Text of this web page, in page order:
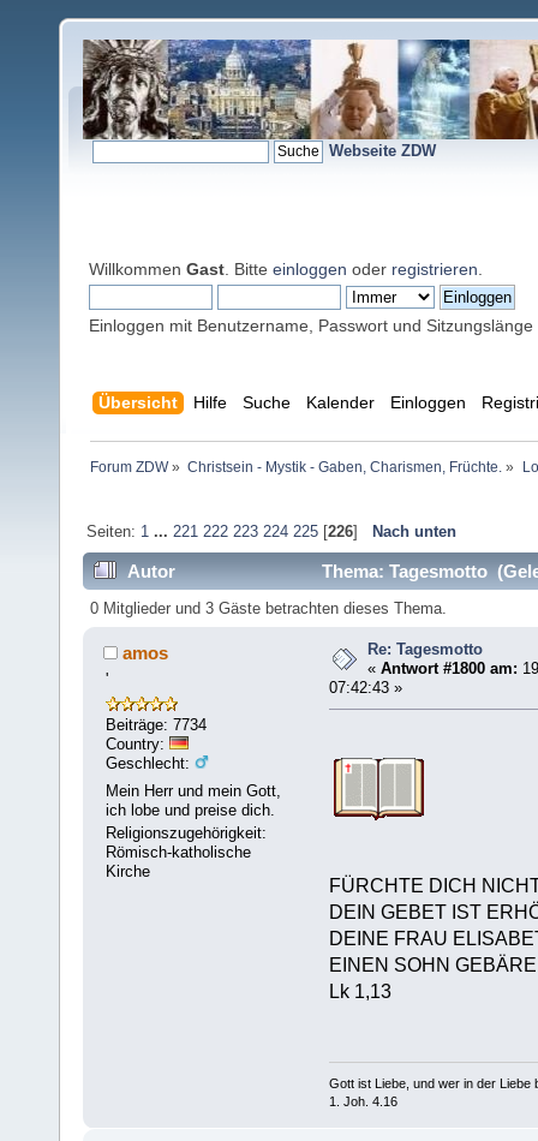
Webseite ZDW
Willkommen Gast . Bitte einloggen oder registrieren
Einloggen mit Benutzername, Passwort und Sitzungslänge
Übersicht Hilfe Suche Kalender Einloggen
Forum ZDW» Christsein - Mystik - Gaben, Charismen, Früchte. »
Seiten: 1 ... 221 222 223 224 225[226] Nach unten
Autor Thema: Tagesmotto
0 Mitglieder und 3 Gäste betrachten dieses Thema.
amos
'
Beiträge: 7734
Country:
Geschlecht:
Mein Herr und mein Gott,
ich lobe und preise dich.
Religionszugehörigkeit:
Römisch-katholische
Kirche
Re: Tagesmotto
«Antwort #1800 am:
07:42:43 »
FÜRCHTE DICH
DEIN GEBET IST
DEINE FRAU
EINEN SOHN
Lk 1,13
Gott ist Liebe, und wer in der Liebe
1. Joh. 4.16